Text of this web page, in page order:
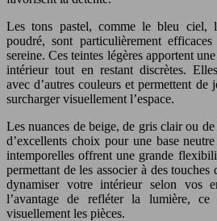
Les tons pastel, comme le bleu ciel,
poudré, sont particulièrement
sereine. Ces teintes légères apportent
intérieur tout en restant discrètes.
avec d’autres couleurs et permettent de
surcharger visuellement l’espace.
Les nuances de beige, de gris clair ou
d’excellents choix pour une base
intemporelles offrent une grande
permettant de les associer à des
dynamiser votre intérieur selon vos
l’avantage de refléter la lumière,
visuellement les pièces.